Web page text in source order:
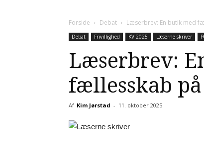
Forside Debat Læserbrev: En butik med
Debat Frivillighed KV 2025 Læserne skriver
Læserbrev:
fællesskab
Af Kim Jørstad - 11. oktober 2025